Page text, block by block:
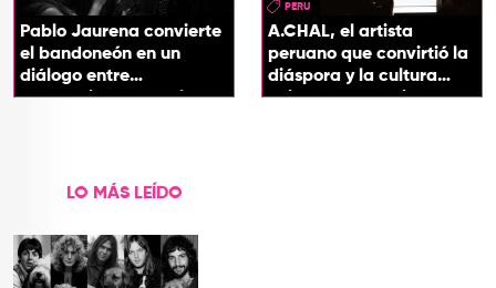
Pablo Jaurena convierte
el bandoneón en un
diálogo entre
generaciones con el
PERU
A.CHAL, el artista
peruano que convirtió la
diáspora y la cultura
chicha en su sonido
LO MÁS LEÍDO